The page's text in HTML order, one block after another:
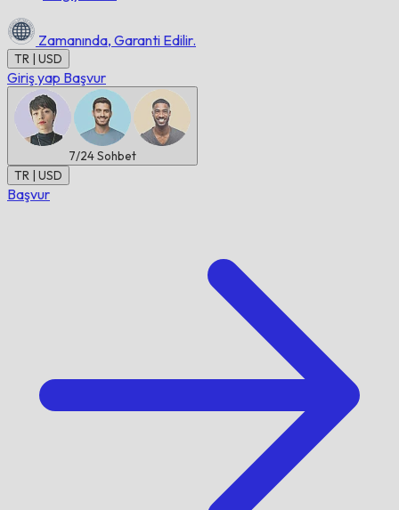
Zamanında, Garanti Edilir.
TR | USD
Giriş yap Başvur
7/24Sohbet
TR | USD
Başvur